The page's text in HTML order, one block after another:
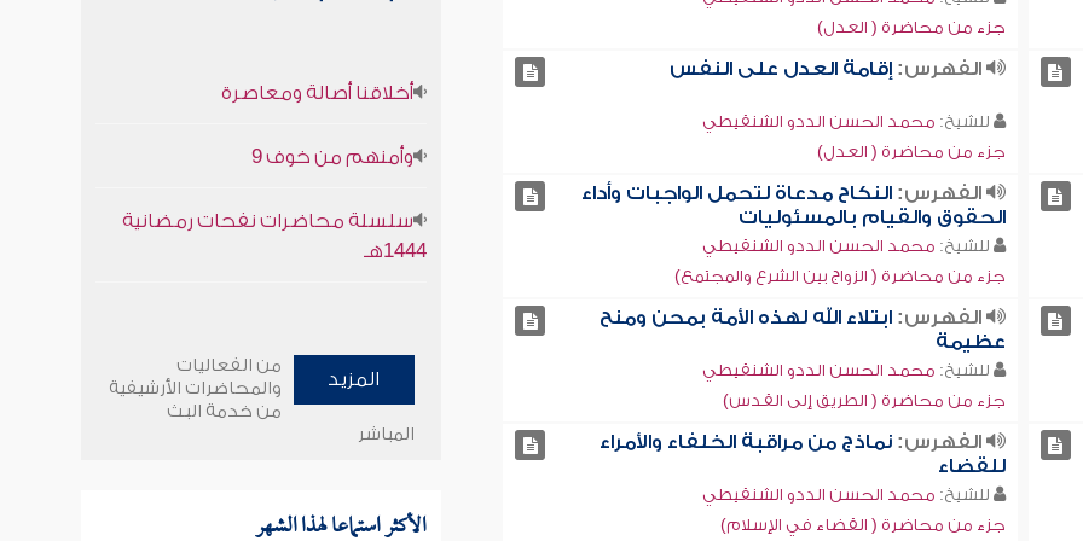
جزء من محاضرة ( العدل)
الفهرس: إقامة العدل على النفس
للشيخ: محمد الحسن الددو الشنقيطي
جزء من محاضرة ( العدل)
الفهرس: النكاح مدعاة لتحمل الواجبات وأداء
الحقوق والقيام بالمسئوليات
للشيخ: محمد الحسن الددو الشنقيطي
جزء من محاضرة ( الزواج بين الشرع والمجتمع)
الفهرس: ابتلاء الله لهذه الأمة بمحن ومنح
عظيمة
للشيخ: محمد الحسن الددو الشنقيطي
جزء من محاضرة ( الطريق إلى القدس)
الفهرس: نماذج من مراقبة الخلفاء والأمراء
للقضاء
للشيخ: محمد الحسن الددو الشنقيطي
جزء من محاضرة ( القضاء في الإسلام)
أخلاقنا أصالة ومعاصرة
وأمنهم من خوف 9
سلسلة محاضرات نفحات رمضانية
1444هـ
المزيد
من الفعاليات
والمحاضرات الأرشيفية
من خدمة البث
المباشر
الأكثر استماعا لهذا الشهر